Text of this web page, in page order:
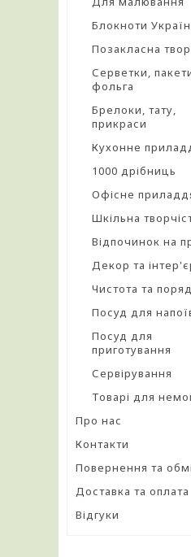
Блокноти
Позакласна
Серветки,
фольга
Брелоки, тату,
прикраси
Кухонне
1000 дрібниць
Офісне
Шкільна
Відпочинок на
Декор та
Чистота та
Посуд для
Посуд для
приготування
Сервірування
Товарі для
Про нас
Контакти
Повернення та
Доставка та оплата
Відгуки